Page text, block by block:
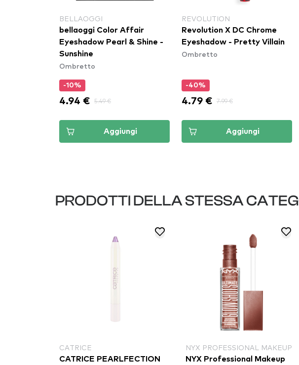
BELLAOGGI
bellaoggi Color Affair
Eyeshadow Pearl & Shine -
Sunshine
Ombretto
-10%
4.94 € 5.49 €
Aggiungi
REVOLUTION
Revolution X DC Chrome
Eyeshadow - Pretty Villain
Ombretto
-40%
4.79 € 7.99 €
Aggiungi
PRODOTTI DELLA STESSA
CATRICE
CATRICE PEARLFECTION
NYX PROFESSIONAL MAKEUP
NYX Professional Makeup